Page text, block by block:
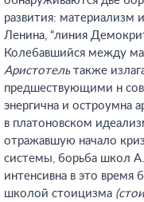
развития: материализм
Ленина, “линия
Колебавшийся между
Аристотельтакже
предшествующими н
энергична и остроумна
в платоновском
отражавшую начало
системы, борьба школ
интенсивна в это
школой стоицизма